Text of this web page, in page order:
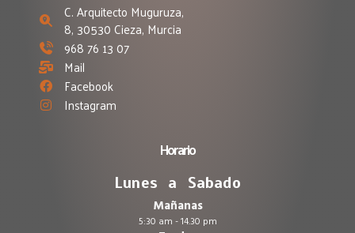
C. Arquitecto Muguruza,
8, 30530 Cieza, Murcia
968 76 13 07
Mail
Facebook
Instagram
Horario
Lunes a Sabado
Mañanas
5:30 am - 14.30 pm